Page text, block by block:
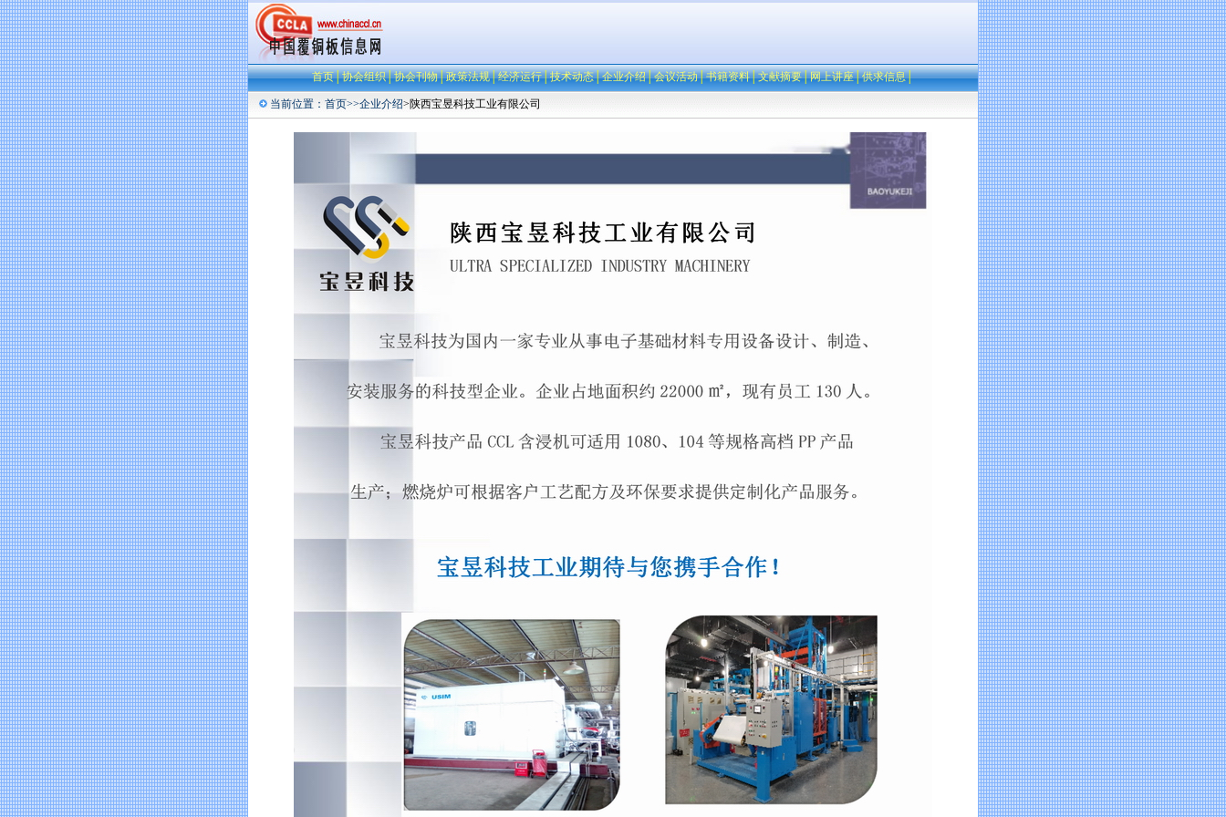
首页│协会组织│协会刊物│政策法规│经济运行│技术动态│企业介绍│会议活动│书籍资料│文献摘要│网上讲座│供求信息│
当前位置： 首页>>企业介绍>陕西宝昱科技工业有限公司